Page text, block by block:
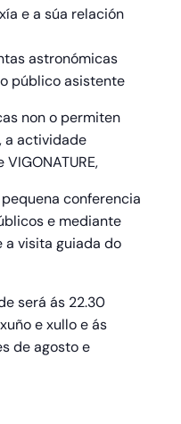
e a súa relación
astronómicas
público asistente
non o permiten
a actividade
conferencia
e mediante
a visita guiada do
será ás 22.30
e xullo e ás
de agosto e